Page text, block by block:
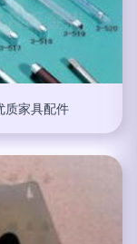
质家具配件